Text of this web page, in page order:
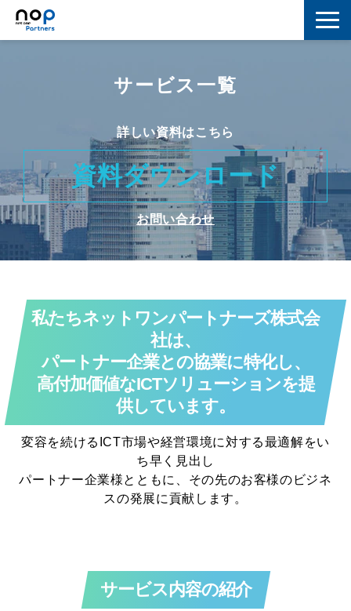
マーケティング
セキュリティ
IoT
コラボレーション
スキルアップ
サービス一覧
詳しい資料はこちら
資料ダウンロード
お問い合わせ
私たちネットワンパートナーズ株式会
社は、
パートナー企業との協業に特化し、
高付加価値なICTソリューションを提
供しています。
変容を続けるICT市場や経営環境に対する最適解をい
ち早く見出し
パートナー企業様とともに、その先のお客様のビジネ
スの発展に貢献します。
サービス内容の紹介